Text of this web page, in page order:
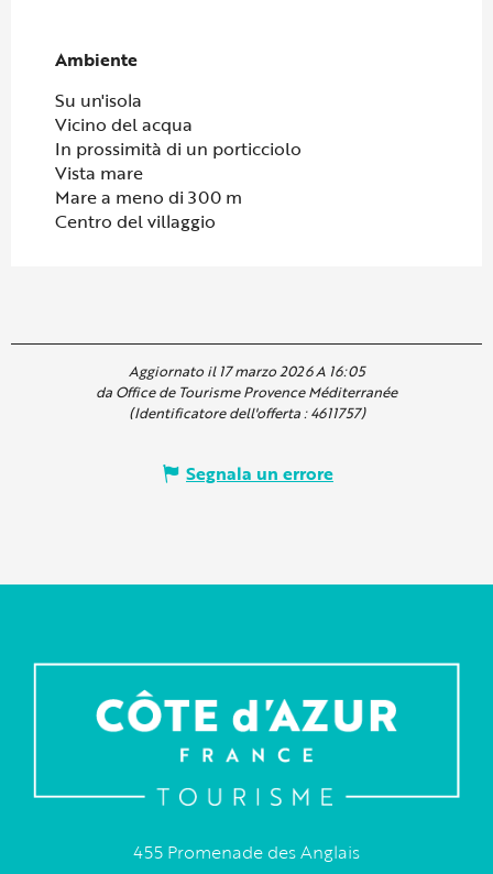
Ambiente
Ambiente
Su un'isola
Vicino del acqua
In prossimità di un porticciolo
Vista mare
Mare a meno di 300 m
Centro del villaggio
Aggiornato il 17 marzo 2026 A 16:05
da Office de Tourisme Provence Méditerranée
(Identificatore dell'offerta :4611757)
Segnala un errore
455 Promenade des Anglais